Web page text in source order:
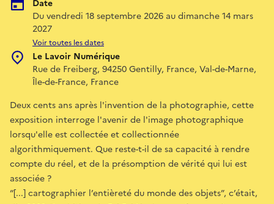
Date
Du vendredi 18 septembre 2026 au dimanche 14 mars
2027
Voir toutes les dates
Le Lavoir Numérique
Rue de Freiberg, 94250 Gentilly, France, Val-de-Marne,
Île-de-France, France
Deux cents ans après l'invention de la photographie, cette
exposition interroge l'avenir de l'image photographique
lorsqu'elle est collectée et collectionnée
algorithmiquement. Que reste-t-il de sa capacité à rendre
compte du réel, et de la présomption de vérité qui lui est
associée ?
“[...] cartographier l’entièreté du monde des objets”, c’était,